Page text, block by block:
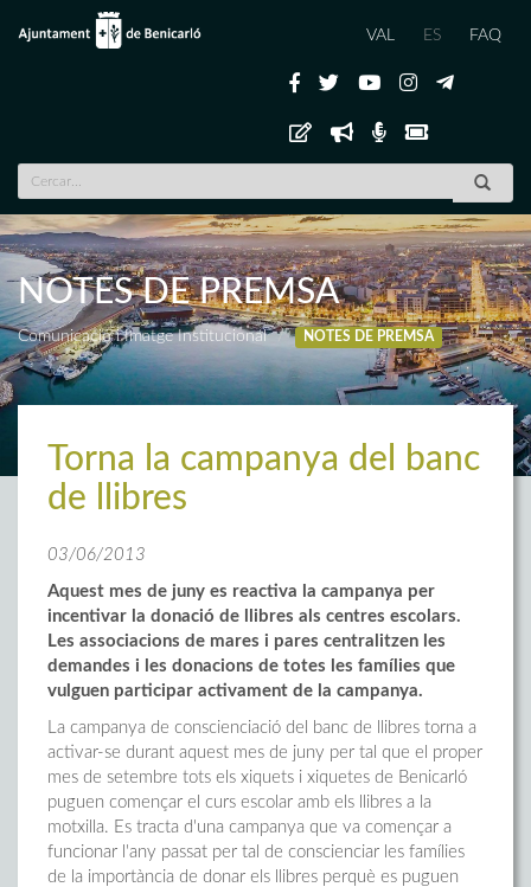
VAL ES FAQ
NOTES DE PREMSA
Comunicació i Imatge Institucional NOTES DE PREMSA
Torna la campanya del banc
de llibres
03/06/2013
Aquest mes de juny es reactiva la campanya per
incentivar la donació de llibres als centres escolars.
Les associacions de mares i pares centralitzen les
demandes i les donacions de totes les famílies que
vulguen participar activament de la campanya.
La campanya de conscienciació del banc de llibres torna a
activar-se durant aquest mes de juny per tal que el proper
mes de setembre tots els xiquets i xiquetes de Benicarló
puguen començar el curs escolar amb els llibres a la
motxilla. Es tracta d'una campanya que va començar a
funcionar l'any passat per tal de conscienciar les famílies
de la importància de donar els llibres perquè es puguen